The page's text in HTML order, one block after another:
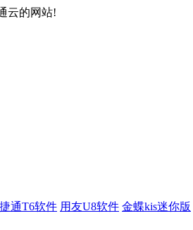
云的网站!
通T6软件 用友U8软件 金蝶kis迷你版